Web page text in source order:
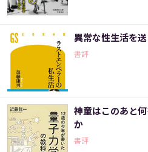
異常な性生活を
書評
神童はこのあと
か
書評